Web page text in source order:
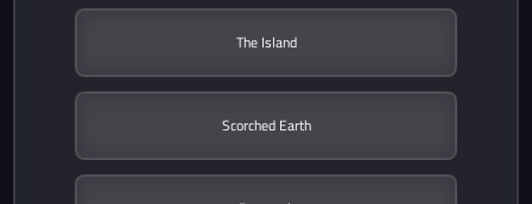
The Island
Scorched Earth